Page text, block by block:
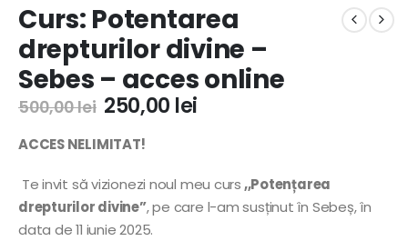
Curs: Potentarea
drepturilor divine –
Sebes – acces online
500,00lei 250,00 lei
ACCES NELIMITAT!
Te invit să vizionezi noul meu curs,,Potențarea
drepturilor divine”, pe care l-am susținut în Sebeș, în
data de 11 iunie 2025.